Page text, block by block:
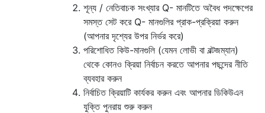
শূন্য / নেতিবাচক সংখ্যার Q- মানটিতে অবৈধ পদক্ষেপের
সমস্ত সেট করে Q- মানগুলির প্রাক-প্রক্রিয়া করুন
(আপনার দৃশ্যের উপর নির্ভর করে)
পরিশোধিত কিউ-মানগুলি (যেমন লোভী বা বল্টজম্যান)
থেকে কোনও ক্রিয়া নির্বাচন করতে আপনার পছন্দের নীতি
ব্যবহার করুন
নির্বাচিত ক্রিয়াটি কার্যকর করুন এবং আপনার ডিকিউএন
যুক্তি পুনরায় শুরু করুন